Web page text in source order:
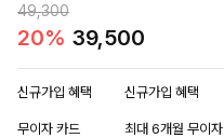
49,300
20% 39,500
신규가입 혜택 신규가입 혜택
무이자 카드 최대 6개월 무이자